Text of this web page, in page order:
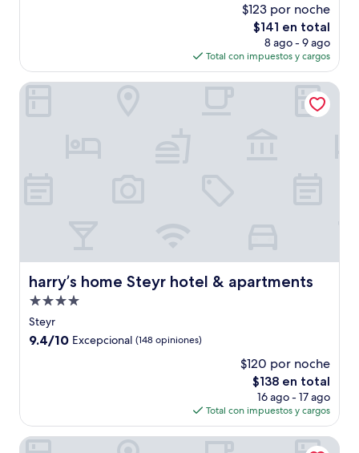
opiniones)
$123 por noche
El
precio
actual
es
de
$141 en total
8 ago - 9 ago
Total con impuestos y cargos
harry’s home Steyr hotel & apartments
harry’s home Steyr hotel & apartments
Propiedad
de
4.0
Steyr
9.4
9.4/10 Excepcional (148 opiniones)
$120 por noche
El
precio
actual
es
de
$138 en total
16 ago - 17 ago
Total con impuestos y cargos
harry’s home Steyr hotel & apartments
Stadthotel Styria